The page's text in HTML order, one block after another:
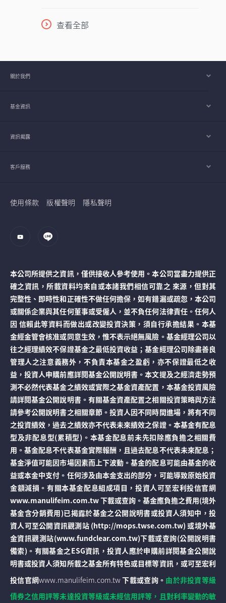
查看全部
關於我們
基金資訊
資訊揭露
客戶服務
使用條款 版權聲明 隱私聲明
本公司所提供之資訊，僅供接收人參考使用。本公司當盡力提供正
確之資訊，所載資料均來自或本諸我們相信可靠之 來源，但對其
完整性、即時性和正確性不做任何擔保，如有錯漏或疏忽，本公司
或關係企業與其任何董事或受僱人，並不負任何法律責任。任何人
因 信賴此等資料而做出或改變投資決策，須自行承擔結果。本基
金經金管會核准或同意生效，惟不表示絕無風險。基金經理公司以
往之經理績效不保證基金之最低投資收益；基金經理公司除盡善良
管理人之注意義務外，不負責本基金之盈虧，亦不保證最低之收
益，投資人申購前應詳閱基金公開說明書。本文提及之經濟走勢預
測不必然代表基金之績效或實際之基金資產配置，本基金投資風險
請詳閱基金公開說明書。有關基金資產配置之相關投資策略與方法
請參考公開說明書之相關章節。投資人因不同時間進場，將有不同
之投資績效，過去之績效亦不代表未來績效之保證。本基金有配息
型及非配息型(累積型)。本基金配息前未先扣除應負擔之相關費
用。基金配息不代表基金實際報酬，且過去配息不代表未來配息；
基金淨值可能因市場因素而上下波動。基金的配息可能由基金的收
益或本金中支付。任何涉及由本金支出的部分，可能導致原始投資
金額減損。有關本基金配息組成項目，投資人可至宏利投信官網
www.manulifeim.com.tw 下載或查詢。基金應負擔之費用(境外
基金含分銷費用)已揭露於基金之公開說明書或投資人須知中，投
資人可至公開資訊觀測站 (http://mops.twse.com.tw) 或境外基
金資訊觀測站(www.fundclear.com.tw)下載或查詢(公開說明書
備索)。有關基金之ESG資訊，投資人應於申購前詳閱基金公開說
明書或投資人須知所載之基金所有特色或目標等資訊，或可至宏利
投信官網www.manulifeim.com.tw下載或查詢。 由於非投資等級
債券之信用評等未達投資等級或未經信用評等，且對利率變動的敏